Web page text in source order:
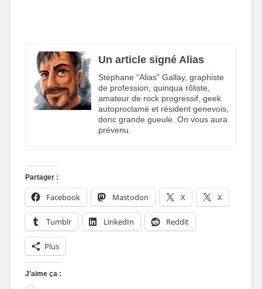
Un article signé Alias
Stéphane “Alias” Gallay, graphiste
de profession, quinqua rôliste,
amateur de rock progressif, geek
autoproclamé et résident genevois,
donc grande gueule. On vous aura
prévenu.
Partager :
Facebook Mastodon X X
Tumblr LinkedIn Reddit
Plus
J’aime ça :